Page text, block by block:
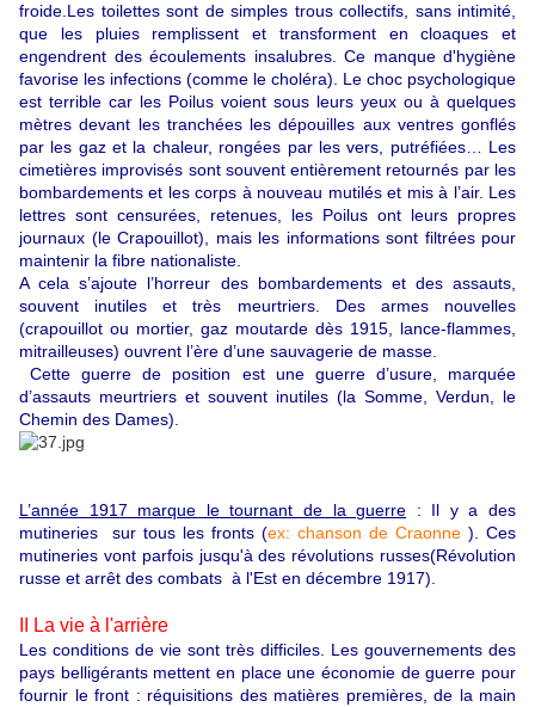
froide.Les toilettes sont de simples trous collectifs, sans intimité,
que les pluies remplissent et transforment en cloaques et
engendrent des écoulements insalubres. Ce manque d'hygiène
favorise les infections (comme le choléra). Le choc psychologique
est terrible car les Poilus voient sous leurs yeux ou à quelques
mètres devant les tranchées les dépouilles aux ventres gonflés
par les gaz et la chaleur, rongées par les vers, putréfiées… Les
cimetières improvisés sont souvent entièrement retournés par les
bombardements et les corps à nouveau mutilés et mis à l’air. Les
lettres sont censurées, retenues, les Poilus ont leurs propres
journaux (le Crapouillot), mais les informations sont filtrées pour
maintenir la fibre nationaliste.
A cela s’ajoute l’horreur des bombardements et des assauts,
souvent inutiles et très meurtriers. Des armes nouvelles
(crapouillot ou mortier, gaz moutarde dès 1915, lance-flammes,
mitrailleuses) ouvrent l’ère d’une sauvagerie de masse.
Cette guerre de position est une guerre d’usure, marquée
d’assauts meurtriers et souvent inutiles (la Somme, Verdun, le
Chemin des Dames).
L’année 1917 marque le tournant de la guerre :
Il y a des
mutineries sur tous les fronts (ex: chanson de Craonne ) . Ces
mutineries vont parfois jusqu'à des révolutions russes(Révolution
russe et arrêt des combats à l'Est en décembre 1917).
II La vie à l'arrière
Les conditions de vie sont très difficiles. Les gouvernements des
pays belligérants mettent en place une économie de guerre pour
fournir le front : réquisitions des matières premières, de la main